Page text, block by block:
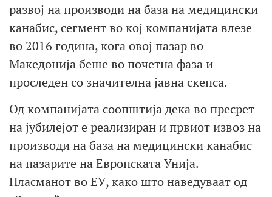
развој на производи на база на медицински
канабис, сегмент во кој компанијата влезе
во 2016 година, кога овој пазар во
Македонија беше во почетна фаза и
проследен со значителна јавна скепса.
Од компанијата соопштија дека во пресрет
на јубилејот е реализиран и првиот извоз на
производи на база на медицински канабис
на пазарите на Европската Унија.
Пласманот во ЕУ, како што наведуваат од